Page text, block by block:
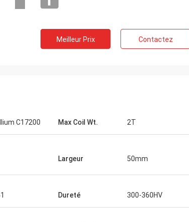
Meilleur Prix Contactez
C17200 Max Coil Wt. 2T
Largeur 50mm
Dureté 300-360HV